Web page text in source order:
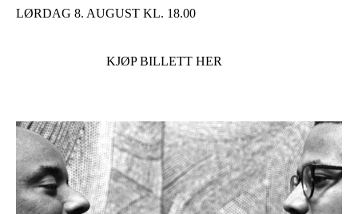
LØRDAG 8. AUGUST KL. 18.00
KJØP BILLETT HER